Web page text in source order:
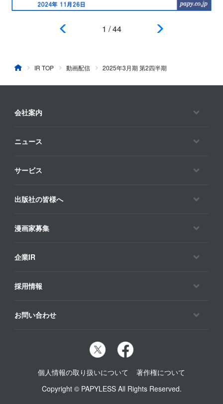
1 /44
IR TOP 動画配信 2025年3月期 第2四半期
会社案内
ニュース
サービス
出版社の皆様へ
漫画家募集
企業IR
採用情報
お問い合わせ
個人情報の取り扱いについて
著作権について
Copyright © PAPYLESS All Rights Reserved.